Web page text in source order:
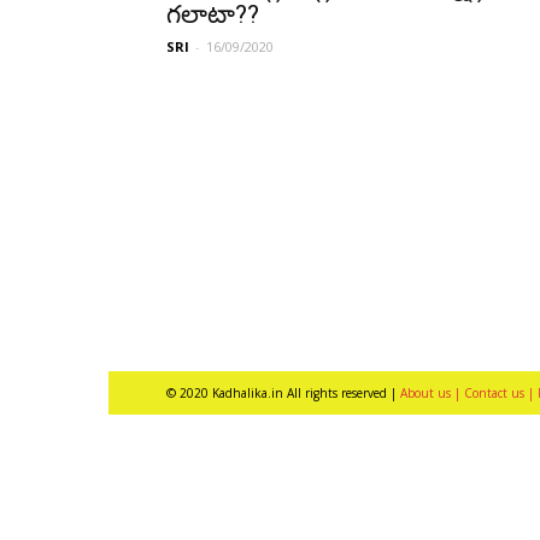
గ‌లాటా??
SRI - 16/09/2020
© 2020 Kadhalika.in All rights reserved | About us | Contact us |